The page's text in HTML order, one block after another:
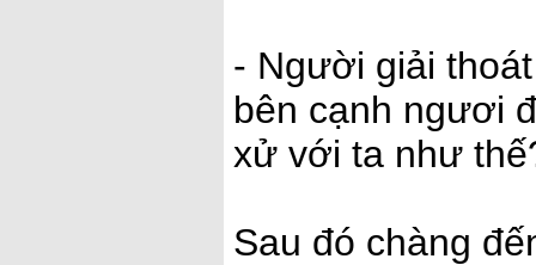
- Người giải
bên cạnh ngươi
xử với ta như
Sau đó chàng